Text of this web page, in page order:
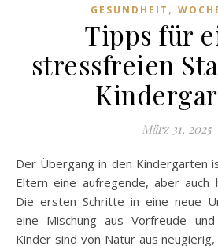
GESUNDHEIT ,
Tipps für
stressfreien
März 31, 2025
Der Übergang in den Kindergarten ist für viele Kinder und
Eltern eine aufregende, aber auch
Die ersten Schritte in eine neue
eine Mischung aus Vorfreude
Kinder sind von Natur aus